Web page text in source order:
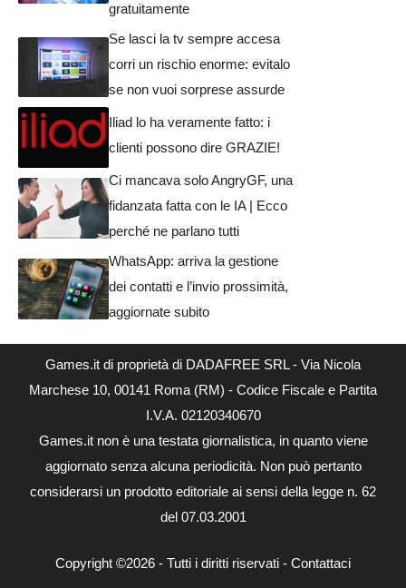
gratuitamente
Se lasci la tv sempre accesa
corri un rischio enorme: evitalo
se non vuoi sorprese assurde
Iliad lo ha veramente fatto: i
clienti possono dire GRAZIE!
Ci mancava solo AngryGF, una
fidanzata fatta con le IA | Ecco
perché ne parlano tutti
WhatsApp: arriva la gestione
dei contatti e l’invio prossimità,
aggiornate subito
Games.it di proprietà di DADAFREE SRL - Via Nicola
Marchese 10, 00141 Roma (RM) - Codice Fiscale e Partita
I.V.A. 02120340670
Games.it non è una testata giornalistica, in quanto viene
aggiornato senza alcuna periodicità. Non può pertanto
considerarsi un prodotto editoriale ai sensi della legge n. 62
del 07.03.2001
Copyright ©2026 - Tutti i diritti riservati - Contattaci